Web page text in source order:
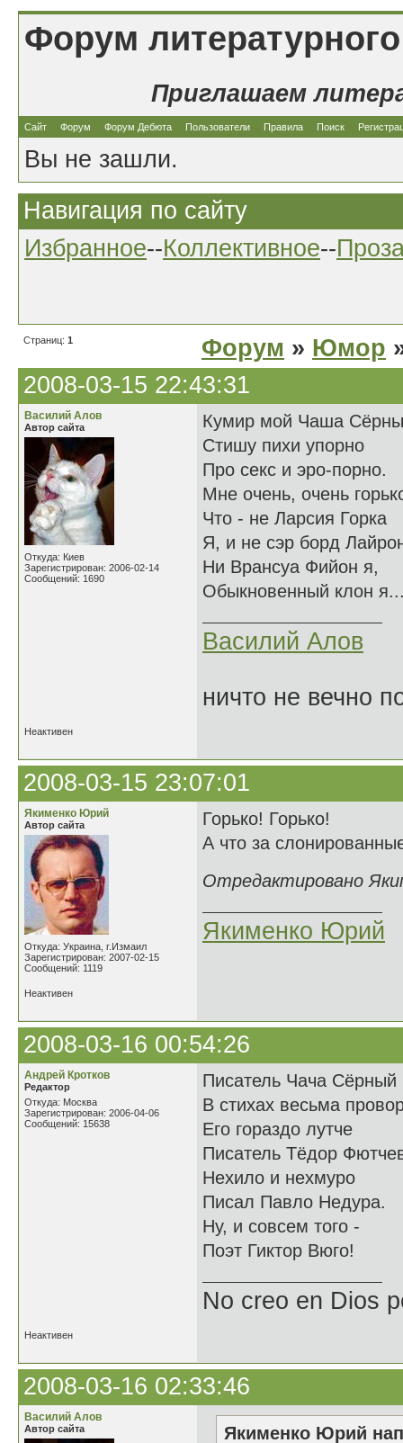
Форум
Приглашаем
Сайт Форум Форум Дебюта Пользователи Правила Поиск
Вы не зашли.
Навигация по сайту
Избранное--Коллективное--
Страниц: 1 Форум » Юмор
2008-03-15 22:43:31
Василий Алов
Автор сайта
Откуда: Киев
Зарегистрирован: 2006-02-14
Сообщений: 1690
Кумир мой Чаша
Стишу пихи упорно
Про секс и эро-порно.
Мне очень, очень
Что - не Ларсия Горка
Я, и не сэр борд
Ни Врансуа Фийон я,
Обыкновенный клон
Василий Алов
ничто не вечно
Неактивен
2008-03-15 23:07:01
Якименко Юрий
Автор сайта
Откуда: Украина, г.Измаил
Зарегистрирован: 2007-02-15
Сообщений: 1119
Горько! Горько!
А что за
Отредактировано
Якименко Юрий
Неактивен
2008-03-16 00:54:26
Андрей Кротков
Редактор
Откуда: Москва
Зарегистрирован: 2006-04-06
Сообщений: 15638
Писатель Чача Сёрный
В стихах весьма
Его гораздо лутче
Писатель Тёдор
Нехило и нехмуро
Писал Павло Недура.
Ну, и совсем того -
Поэт Гиктор Вюго!
No creo en Dios
Неактивен
2008-03-16 02:33:46
Василий Алов
Автор сайта
Якименко Юрий